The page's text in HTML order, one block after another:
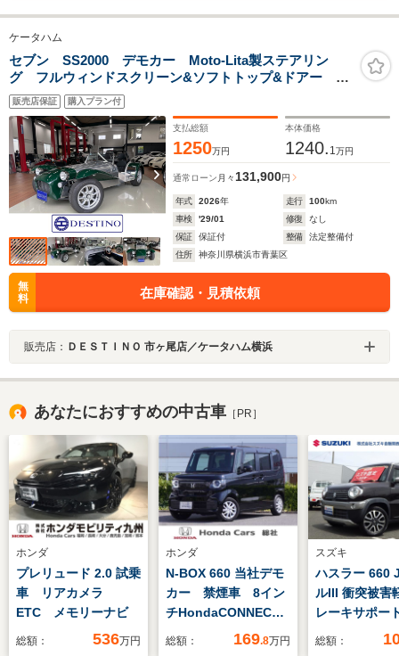
ケータハム
セブン SS2000 デモカー Moto-Lita製ステアリン
グ フルウィンドスクリーン&ソフトトップ&ドアー 14
インチホイール
販売店保証 購入プラン付
支払総額
1250万円
本体価格
1240. 1万円
通常ローン 月々131,900円
年式 2026年 走行 100km
車検
'29/01 修復
なし
保証
保証付 整備
法定整備付
住所
神奈川県横浜市青葉区
無
料
在庫確認・見積依頼
販売店： ＤＥＳＴＩＮＯ 市ヶ尾店／ケータハム横浜
あなたにおすすめの中古車 ［PR］
ホンダ
プレリュード 2.0 試乗
車 リアカメラ
ETC メモリーナビ
総額： 536万円
ホンダ
N-BOX 660 当社デモ
カー 禁煙車 8イン
チHondaCONNECT
ナビ バックカメラ
総額： 169.8万円
スズキ
ハスラー 660
ルIII 衝突被害
レーキサポ
ンチナビゲ
総額：